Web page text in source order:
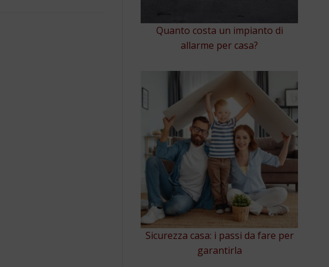
Quanto costa un impianto di
allarme per casa?
Sicurezza casa: i passi da fare per
garantirla